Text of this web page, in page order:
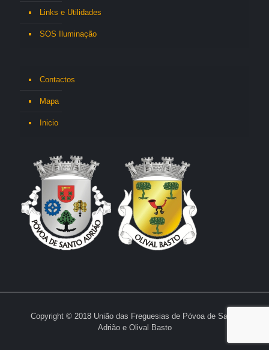
Links e Utilidades
SOS Iluminação
Contactos
Mapa
Inicio
Copyright © 2018 União das Freguesias de Póvoa de Santo
Adrião e Olival Basto